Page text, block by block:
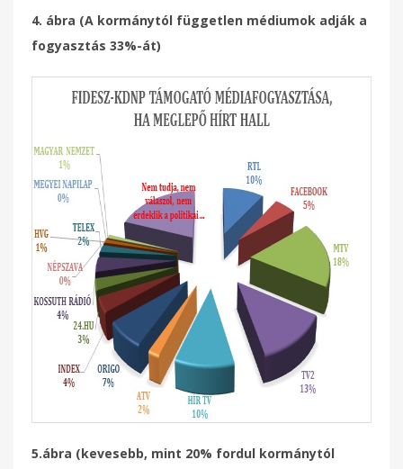
4. ábra (A kormánytól független médiumok adják a
fogyasztás 33%-át)
5.ábra (kevesebb, mint 20% fordul kormánytól